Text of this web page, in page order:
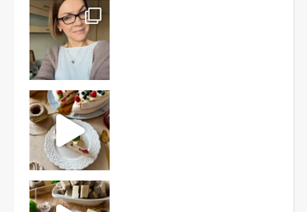
Ten deser to prawdziwy HIT PRL-u! Wafle przełożo